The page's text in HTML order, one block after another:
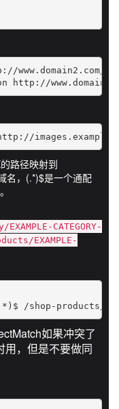
http://
路径映射到
名，(.*)$是一个通配
CATEGORY-
EXAMPLE-
/shop-products/$1
如果冲突了
用，但是不要做同